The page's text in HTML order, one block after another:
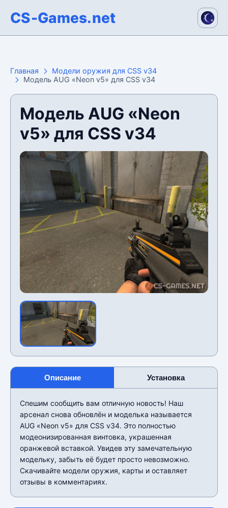
CS-Games.net
Главная
Модели оружия для CSS v34
Модель AUG «Neon v5» для CSS v34
Модель AUG «Neon
v5» для CSS v34
Описание Установка
Спешим сообщить вам отличную новость! Наш
арсенал снова обновлён и моделька называется
AUG «Neon v5» для CSS v34. Это полностью
модеонизированная винтовка, украшенная
оранжевой вставкой. Увидев эту замечательную
модельку, забыть её будет просто невозможно.
Скачивайте модели оружия, карты и оставляет
отзывы в комментариях.